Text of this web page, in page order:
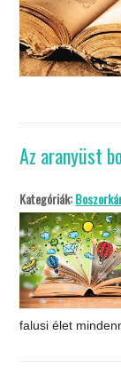
Az aranyüst
Kategóriák:
falusi élet